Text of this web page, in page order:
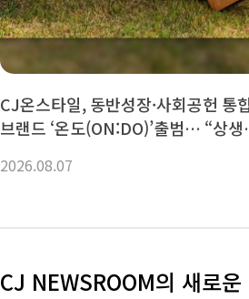
CJ온스타일, 동반성장·사회공헌 통
브랜드 ‘온도(ON:DO)’출범… “상생
2026.08.07
CJ NEWSROOM의 새로운